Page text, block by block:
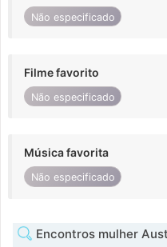
Não especificado
Filme favorito
Não especificado
Música favorita
Não especificado
Encontros mulher